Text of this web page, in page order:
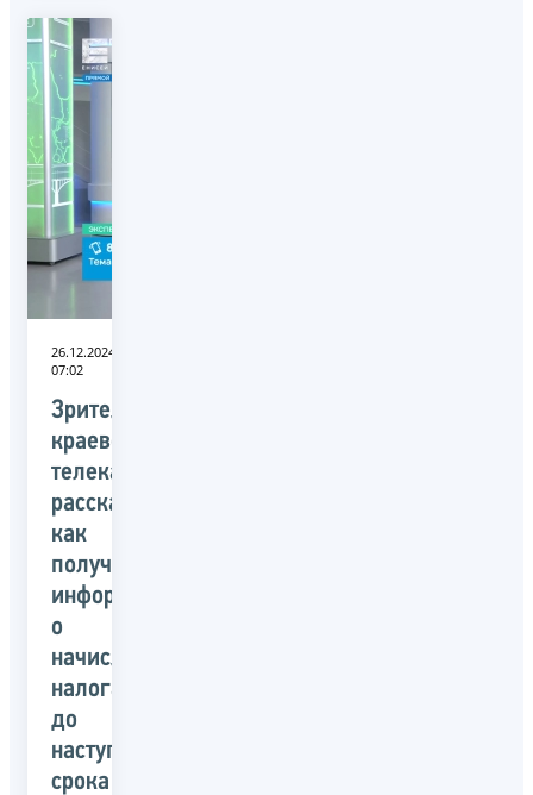
26.12.2024
07:02
Зрителям
краевого
телеканала
рассказали,
как
получать
информацию
о
начисленных
налогах
до
наступления
срока